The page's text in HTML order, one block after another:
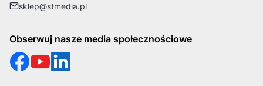
sklep@stmedia.pl
Obserwuj nasze media społecznościowe